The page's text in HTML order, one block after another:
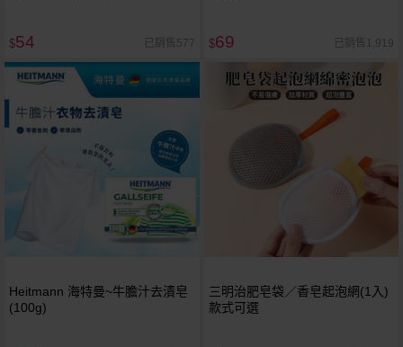
$54 已銷售577 $69 已銷售1,919
Heitmann 海特曼~牛膽汁去漬皂
(100g)
三明治肥皂袋／香皂起泡網(1入)
款式可選